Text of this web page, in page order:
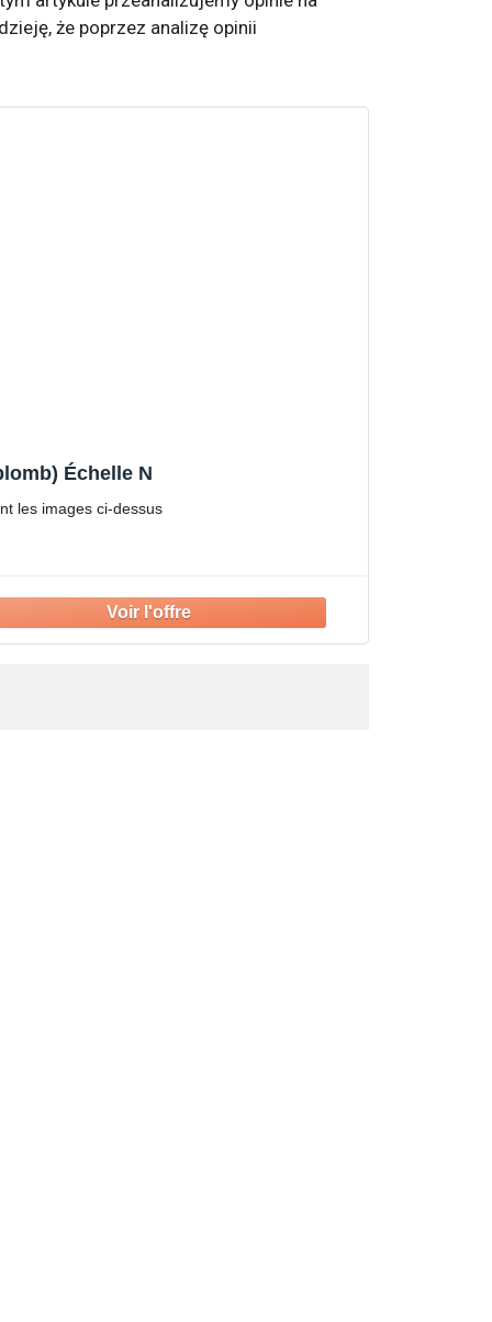
że poprzez analizę opinii
Échelle N
les images ci-dessus